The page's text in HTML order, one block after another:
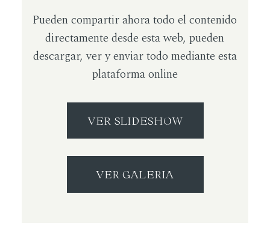
Pueden compartir ahora todo el contenido
directamente desde esta web, pueden
descargar, ver y enviar todo mediante esta
plataforma online
VER SLIDESHOW
VER GALERIA